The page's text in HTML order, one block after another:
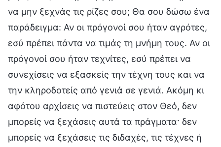
να μην ξεχνάς τις ρίζες σου; Θα σου δώσω ένα
παράδειγμα: Αν οι πρόγονοί σου ήταν αγρότες,
εσύ πρέπει πάντα να τιμάς τη μνήμη τους. Αν οι
πρόγονοί σου ήταν τεχνίτες, εσύ πρέπει να
συνεχίσεις να εξασκείς την τέχνη τους και να
την κληροδοτείς από γενιά σε γενιά. Ακόμη κι
αφότου αρχίσεις να πιστεύεις στον Θεό, δεν
μπορείς να ξεχάσεις αυτά τα πράγματα· δεν
μπορείς να ξεχάσεις τις διδαχές, τις τέχνες ή